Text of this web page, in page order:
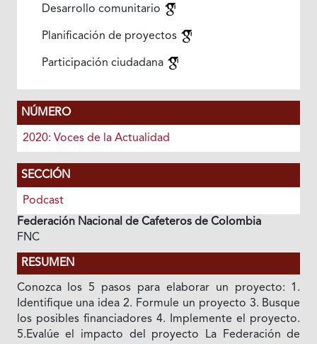
Desarrollo comunitario
Planificación de proyectos
Participación ciudadana
NÚMERO
2020: Voces de la Actualidad
SECCIÓN
Podcast
Federación Nacional de Cafeteros de Colombia
FNC
RESUMEN
Conozca los 5 pasos para elaborar un proyecto: 1.
Identifique una idea 2. Formule un proyecto 3. Busque
los posibles financiadores 4. Implemente el proyecto.
5.Evalúe el impacto del proyecto La Federación de